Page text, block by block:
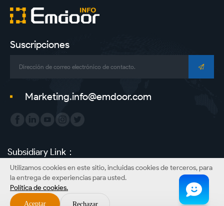
Suscripciones
Marketing.info@emdoor.com
Subsidiary Link：
Emdoor Group Emdoor VR Emdoor Digital ONERugged
Derechos de autor©Información de Emdoor Co., Ltd. Todos los derechos
reservados.
Utilizamos cookies en este sitio, incluidas cookies de terceros, para
la entrega de experiencias para usted.
Política de cookies.
Aceptar Rechazar